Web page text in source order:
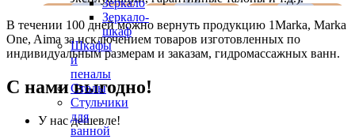
Зеркало
Зеркало-
шкаф
Шкафы
и
пеналы
Столы
Стульчики
для
ванной
В течении 100 дней можно вернуть продукцию 1Marka, Marka
One, Aima за исключением товаров изготовленных по
индивидуальным размерам и заказам, гидромассажных ванн.
С нами выгодно!
У нас дешевле!